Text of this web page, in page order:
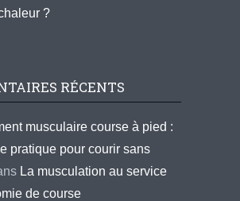
?
RÉCENTS
musculaire course à pied :
pratique pour courir sans
La musculation au service
de course